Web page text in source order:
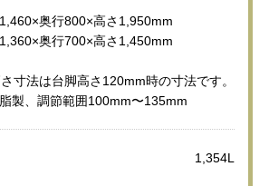
奥行800×高さ1,950mm
奥行700×高さ1,450mm
寸法は台脚高さ120mm時の寸法です。
製、調節範囲100mm〜135mm
1,354L